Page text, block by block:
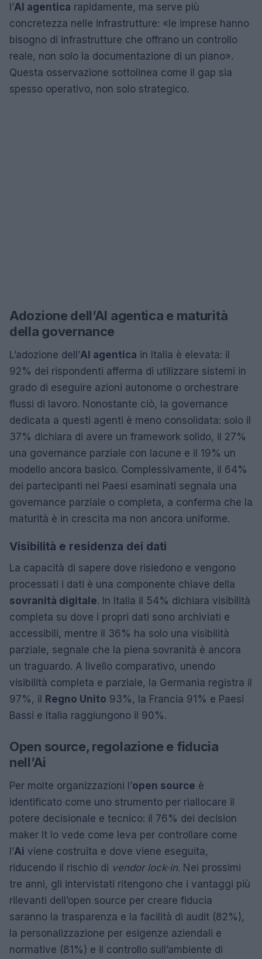
l’AI agentica rapidamente, ma serve più
concretezza nelle infrastrutture: «le imprese hanno
bisogno di infrastrutture che offrano un controllo
reale, non solo la documentazione di un piano».
Questa osservazione sottolinea come il gap sia
spesso operativo, non solo strategico.
Adozione dell’AI agentica e maturità
della governance
L’adozione dell’AI agentica in Italia è elevata: il
92% dei rispondenti afferma di utilizzare sistemi in
grado di eseguire azioni autonome o orchestrare
flussi di lavoro. Nonostante ciò, la governance
dedicata a questi agenti è meno consolidata: solo il
37% dichiara di avere un framework solido, il 27%
una governance parziale con lacune e il 19% un
modello ancora basico. Complessivamente, il 64%
dei partecipanti nei Paesi esaminati segnala una
governance parziale o completa, a conferma che la
maturità è in crescita ma non ancora uniforme.
Visibilità e residenza dei dati
La capacità di sapere dove risiedono e vengono
processati i dati è una componente chiave della
sovranità digitale. In Italia il 54% dichiara visibilità
completa su dove i propri dati sono archiviati e
accessibili, mentre il 36% ha solo una visibilità
parziale, segnale che la piena sovranità è ancora
un traguardo. A livello comparativo, unendo
visibilità completa e parziale, la Germania registra il
97%, il Regno Unito 93%, la Francia 91% e Paesi
Bassi e Italia raggiungono il 90%.
Open source, regolazione e fiducia
nell’Ai
Per molte organizzazioni l’open source è
identificato come uno strumento per riallocare il
potere decisionale e tecnico: il 76% dei decision
maker It lo vede come leva per controllare come
l’Ai viene costruita e dove viene eseguita,
riducendo il rischio di vendor lock‑in. Nei prossimi
tre anni, gli intervistati ritengono che i vantaggi più
rilevanti dell’open source per creare fiducia
saranno la trasparenza e la facilità di audit (82%),
la personalizzazione per esigenze aziendali e
normative (81%) e il controllo sull’ambiente di